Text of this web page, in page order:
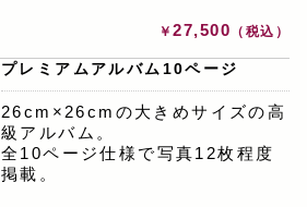
￥ 27,500 （税込）
プレミアムアルバム10ページ
26cm×26cmの大きめサイズの高
級アルバム。
全10ページ仕様で写真12枚程度
掲載。